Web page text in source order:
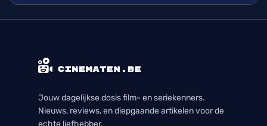
Jouw dagelijkse dosis film- en seriekenners.
Nieuws, reviews, en diepgaande artikelen voor de
echte liefhebber.